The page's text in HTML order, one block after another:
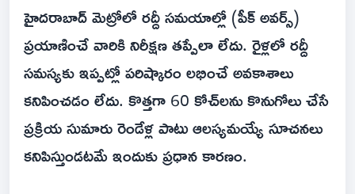
హైదరాబాద్ మెట్రోలో రద్దీ సమయాల్లో (పీక్ అవర్స్‌)
ప్రయాణించే వారికి నిరీక్షణ తప్పేలా లేదు. రైళ్లలో రద్దీ
సమస్యకు ఇప్పట్లో పరిష్కారం లభించే అవకాశాలు
కనిపించడం లేదు. కొత్తగా 60 కోచ్‌లను కొనుగోలు చేసే
ప్రక్రియ సుమారు రెండేళ్ల పాటు ఆలస్యమయ్యే సూచనలు
కనిపిస్తుండటమే ఇందుకు ప్రధాన కారణం.